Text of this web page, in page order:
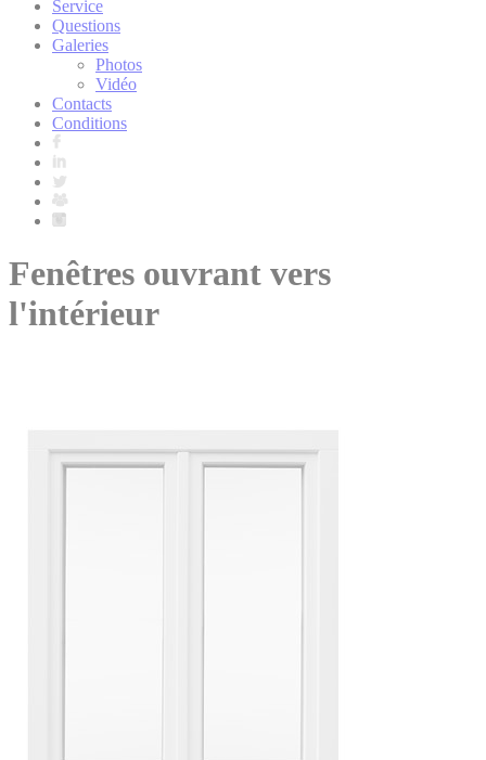
Service
Questions
Galeries
Photos
Vidéo
Contacts
Conditions
Fenêtres ouvrant vers
l'intérieur